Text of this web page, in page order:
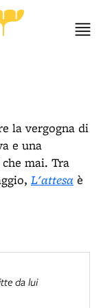
la vergogna di
e una
mai. Tra
L'attesa è
da lui